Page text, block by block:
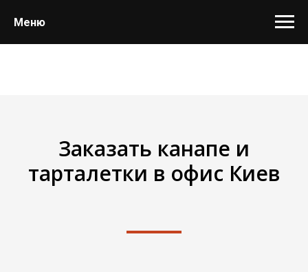
Меню
Заказать канапе и
тарталетки в офис Киев